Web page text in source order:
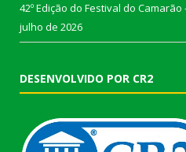
42º Edição do Festival do
julho de 2026
DESENVOLVIDO POR CR2